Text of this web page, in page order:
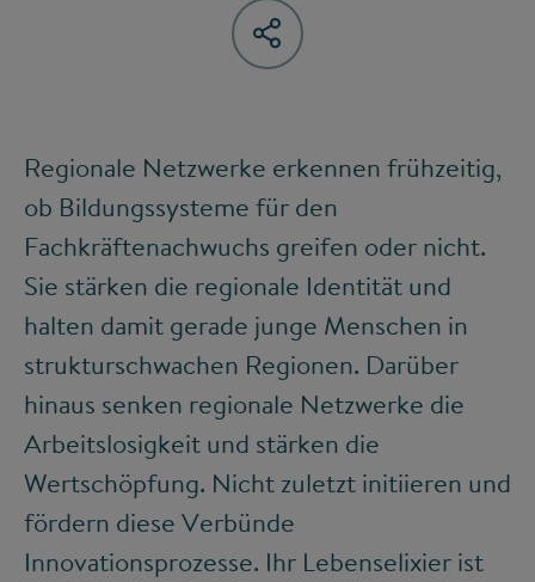
Regionale Netzwerke erkennen frühzeitig,
ob Bildungssysteme für den
Fachkräftenachwuchs greifen oder nicht.
Sie stärken die regionale Identität und
halten damit gerade junge Menschen in
strukturschwachen Regionen. Darüber
hinaus senken regionale Netzwerke die
Arbeitslosigkeit und stärken die
Wertschöpfung. Nicht zuletzt initiieren und
fördern diese Verbünde
Innovationsprozesse. Ihr Lebenselixier ist